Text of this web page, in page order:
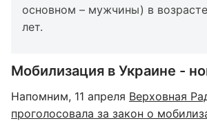
основном – мужчины) в
лет.
Мобилизация в Украине -
Напомним, 11 апреля Верховная
проголосовала за закон о